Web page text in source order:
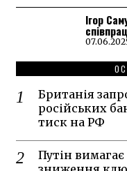
Ігор
Британія
російських
тиск на РФ
Путін